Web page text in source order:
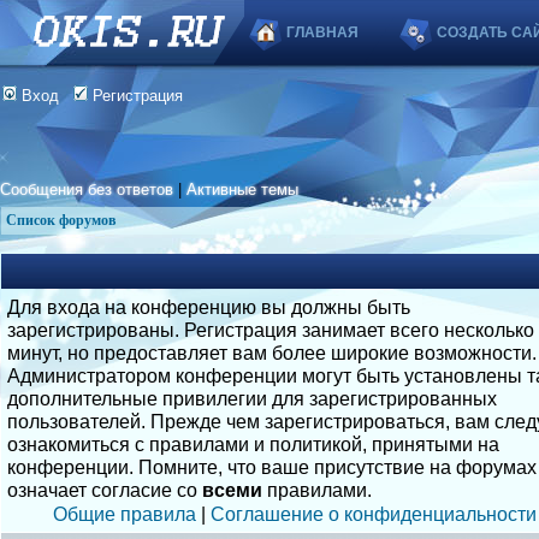
ГЛАВНАЯ СОЗДАТЬ
Вход Регистрация
Сообщения без ответов |Активные темы
Список форумов
Для входа на конференцию вы должны быть
зарегистрированы. Регистрация занимает всего несколько
минут, но предоставляет вам более широкие возможности.
Администратором конференции могут быть установлены
дополнительные привилегии для зарегистрированных
пользователей. Прежде чем зарегистрироваться, вам
ознакомиться с правилами и политикой, принятыми на
конференции. Помните, что ваше присутствие на форумах
означает согласие со всеми правилами.
Общие правила | Соглашение о конфиденциальности